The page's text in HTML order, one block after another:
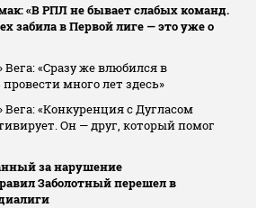
«В РПЛ не бывает слабых команд.
забила в Первой лиге — это уже о
Вега: «Сразу же влюбился в
много лет здесь»
Вега: «Конкуренция с Дугласом
Он — друг, который помог
за нарушение
Заболотный перешел в